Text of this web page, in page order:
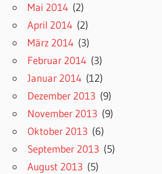
Mai 2014 (2)
April 2014 (2)
März 2014 (3)
Februar 2014 (3)
Januar 2014 (12)
Dezember 2013 (9)
November 2013 (9)
Oktober 2013 (6)
September 2013 (5)
August 2013 (5)